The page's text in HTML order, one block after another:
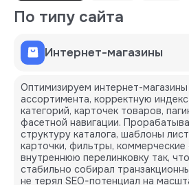
По типу сайта
Интернет-магазины
Оптимизируем интернет-
ассортимента, корректную
категорий, карточек товаров,
фасетной навигации.
структуру каталога, шаблоны
карточки, фильтры,
внутреннюю перелинковку так,
стабильно собирал
не терял SEO-потенциал на